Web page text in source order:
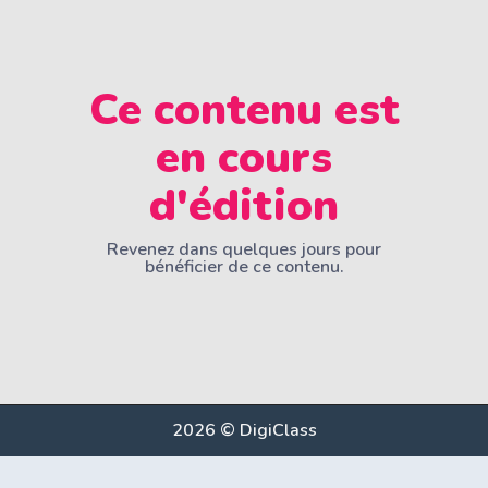
Ce contenu est
en cours
d'édition
Revenez dans quelques jours pour
bénéficier de ce contenu.
2026 © DigiClass